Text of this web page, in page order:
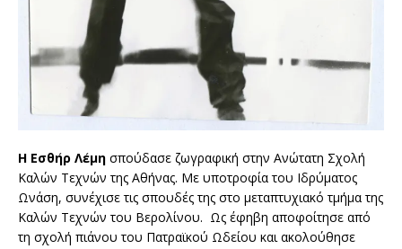
Η Εσθηρ Λεμη σπούδασε ζωγραφική στην Ανώτατη Σχολή
Καλών Τεχνών της Αθήνας. Με υποτροφία του Ιδρύματος
Ωνάση, συνέχισε τις σπουδές της στο μεταπτυχιακό τμήμα της
Καλών Τεχνών του Βερολίνου. Ως έφηβη αποφοίτησε από
τη σχολή πιάνου του Πατραϊκού Ωδείου και ακολούθησε